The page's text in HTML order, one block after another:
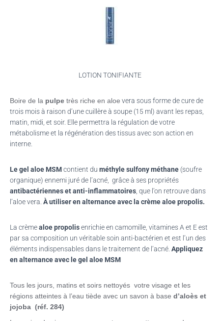
LOTION TONIFIANTE
Boire de la pulpe très riche en aloe vera sous forme de cure de
trois mois à raison d’une cuillère à soupe (15 ml) avant les repas,
matin, midi, et soir. Elle permettra la régulation de votre
métabolisme et la régénération des tissus avec son action en
interne.
Le gel aloe MSMcontient du méthylesulfonyméthane (soufre
organique) ennemi juré de l’acné, grâceà ses propriétés
antibactériennes et anti-inflammatoires , que l’on retrouve dans
l’aloevera À utiliser en alternance avec la crèmealoepropolis.
La crèmealoepropolisenrichie en camomille, vitamines A et E est
par sa composition un véritable soin anti-bactérien et est l’un des
éléments indispensables dans le traitement de l’acné. Appliquez
en alternance avec le gel aloe MSM
Tous les jours, matins et soirs nettoyés votre visage et les
régions atteintes à l’eau tiède avec un savon à base d’aloès et
jojoba (réf. 284)